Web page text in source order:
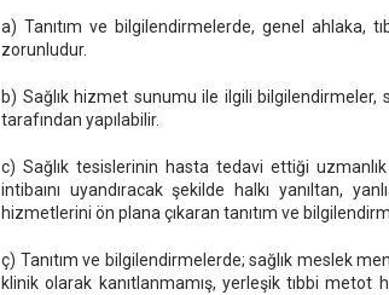
a) Tanıtım ve bilgilendirmelerde, genel ahlaka,
zorunludur.
b) Sağlık hizmet sunumu ile ilgili bilgilendirmeler,
tarafından yapılabilir.
c) Sağlık tesislerinin hasta tedavi ettiği
intibaını uyandıracak şekilde halkı yanıltan,
hizmetlerini ön plana çıkaran tanıtım ve
ç) Tanıtım ve bilgilendirmelerde; sağlık meslek
klinik olarak kanıtlanmamış, yerleşik tıbbi metot